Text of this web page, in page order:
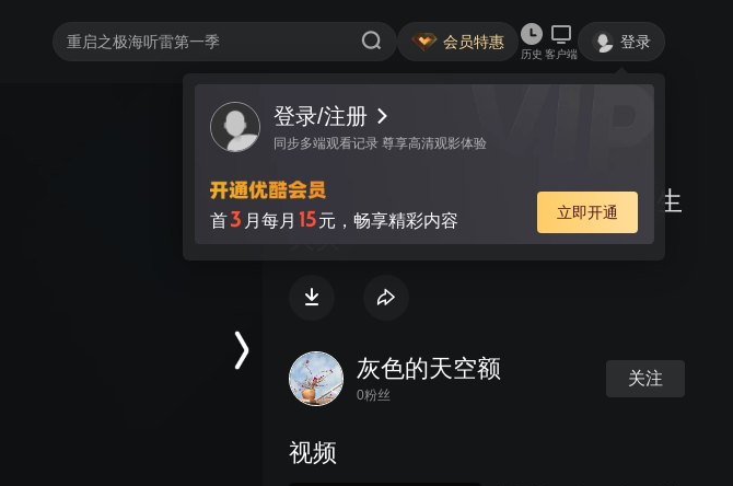
会员特惠
历史 客户端
登录
登录/注册
同步多端观看记录 尊享高清观影体验
首3 月每月 15元，畅享精彩内容 立即开通
视频 讨论
东莞市大岭山镇百花洞村某厂发生
火灾
灰色的天空额
0粉丝
关注
视频